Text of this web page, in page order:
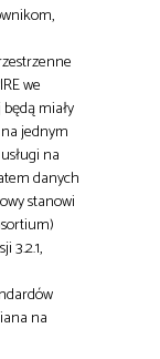
we
miały
jednym
na
danych
stanowi
3.2.1,
na